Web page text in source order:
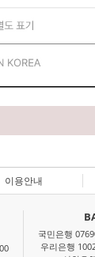
이용안내
국민은행
우리은행